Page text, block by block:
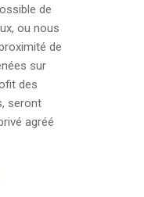
de
ou nous
de
sur
des
seront
agréé